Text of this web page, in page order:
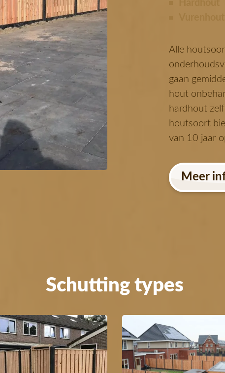
Alle
gaan
hout
hardhout
houtsoort
van 10 jaar
Meer
Schutting types